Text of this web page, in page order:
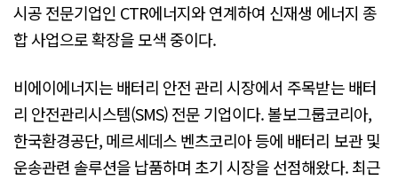
시공 전문기업인 CTR에너지와 연계하여 신재생 에너지 종
합 사업으로 확장을 모색 중이다.
비에이에너지는 배터리 안전 관리 시장에서 주목받는 배터
리 안전관리시스템(SMS) 전문 기업이다. 볼보그룹코리아,
한국환경공단, 메르세데스 벤츠코리아 등에 배터리 보관 및
운송관련 솔루션을 납품하며 초기 시장을 선점해왔다. 최근